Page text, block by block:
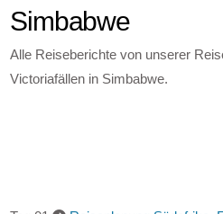
Simbabwe
Alle Reiseberichte von unserer
Victoriafällen in Simbabwe.